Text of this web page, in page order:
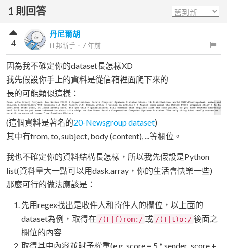
1 則回答
丹尼爾胡
iT邦新手 ． 7 年前
4
因為我不確定你的dataset長怎樣XD
我先假設你手上的資料是從信箱裡面爬下來的
長的可能類似這樣：
(這個資料是著名的20-Newsgroup dataset)
其中有from, to, subject, body (content), ...等欄位。
我也不確定你的資料結構長怎樣，所以我先假設是Python
list(資料量大一點可以用dask.array，你的生活會快樂一些)
那麼可行的做法應該是：
先用regex找出是收件人和寄件人的欄位，以上面的
dataset為例，取得在 /(F|f)rom:/ 或 /(T|t)o:/ 後面之
欄位的內容
取得其中內容並賦予權重(e.g. score = 5 * sender_score +